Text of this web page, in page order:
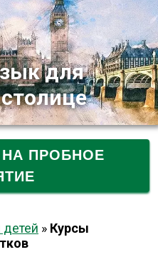
для
ПРОБНОЕ
» Курсы